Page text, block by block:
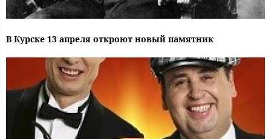
В Курске 13 апреля откроют новый памятник